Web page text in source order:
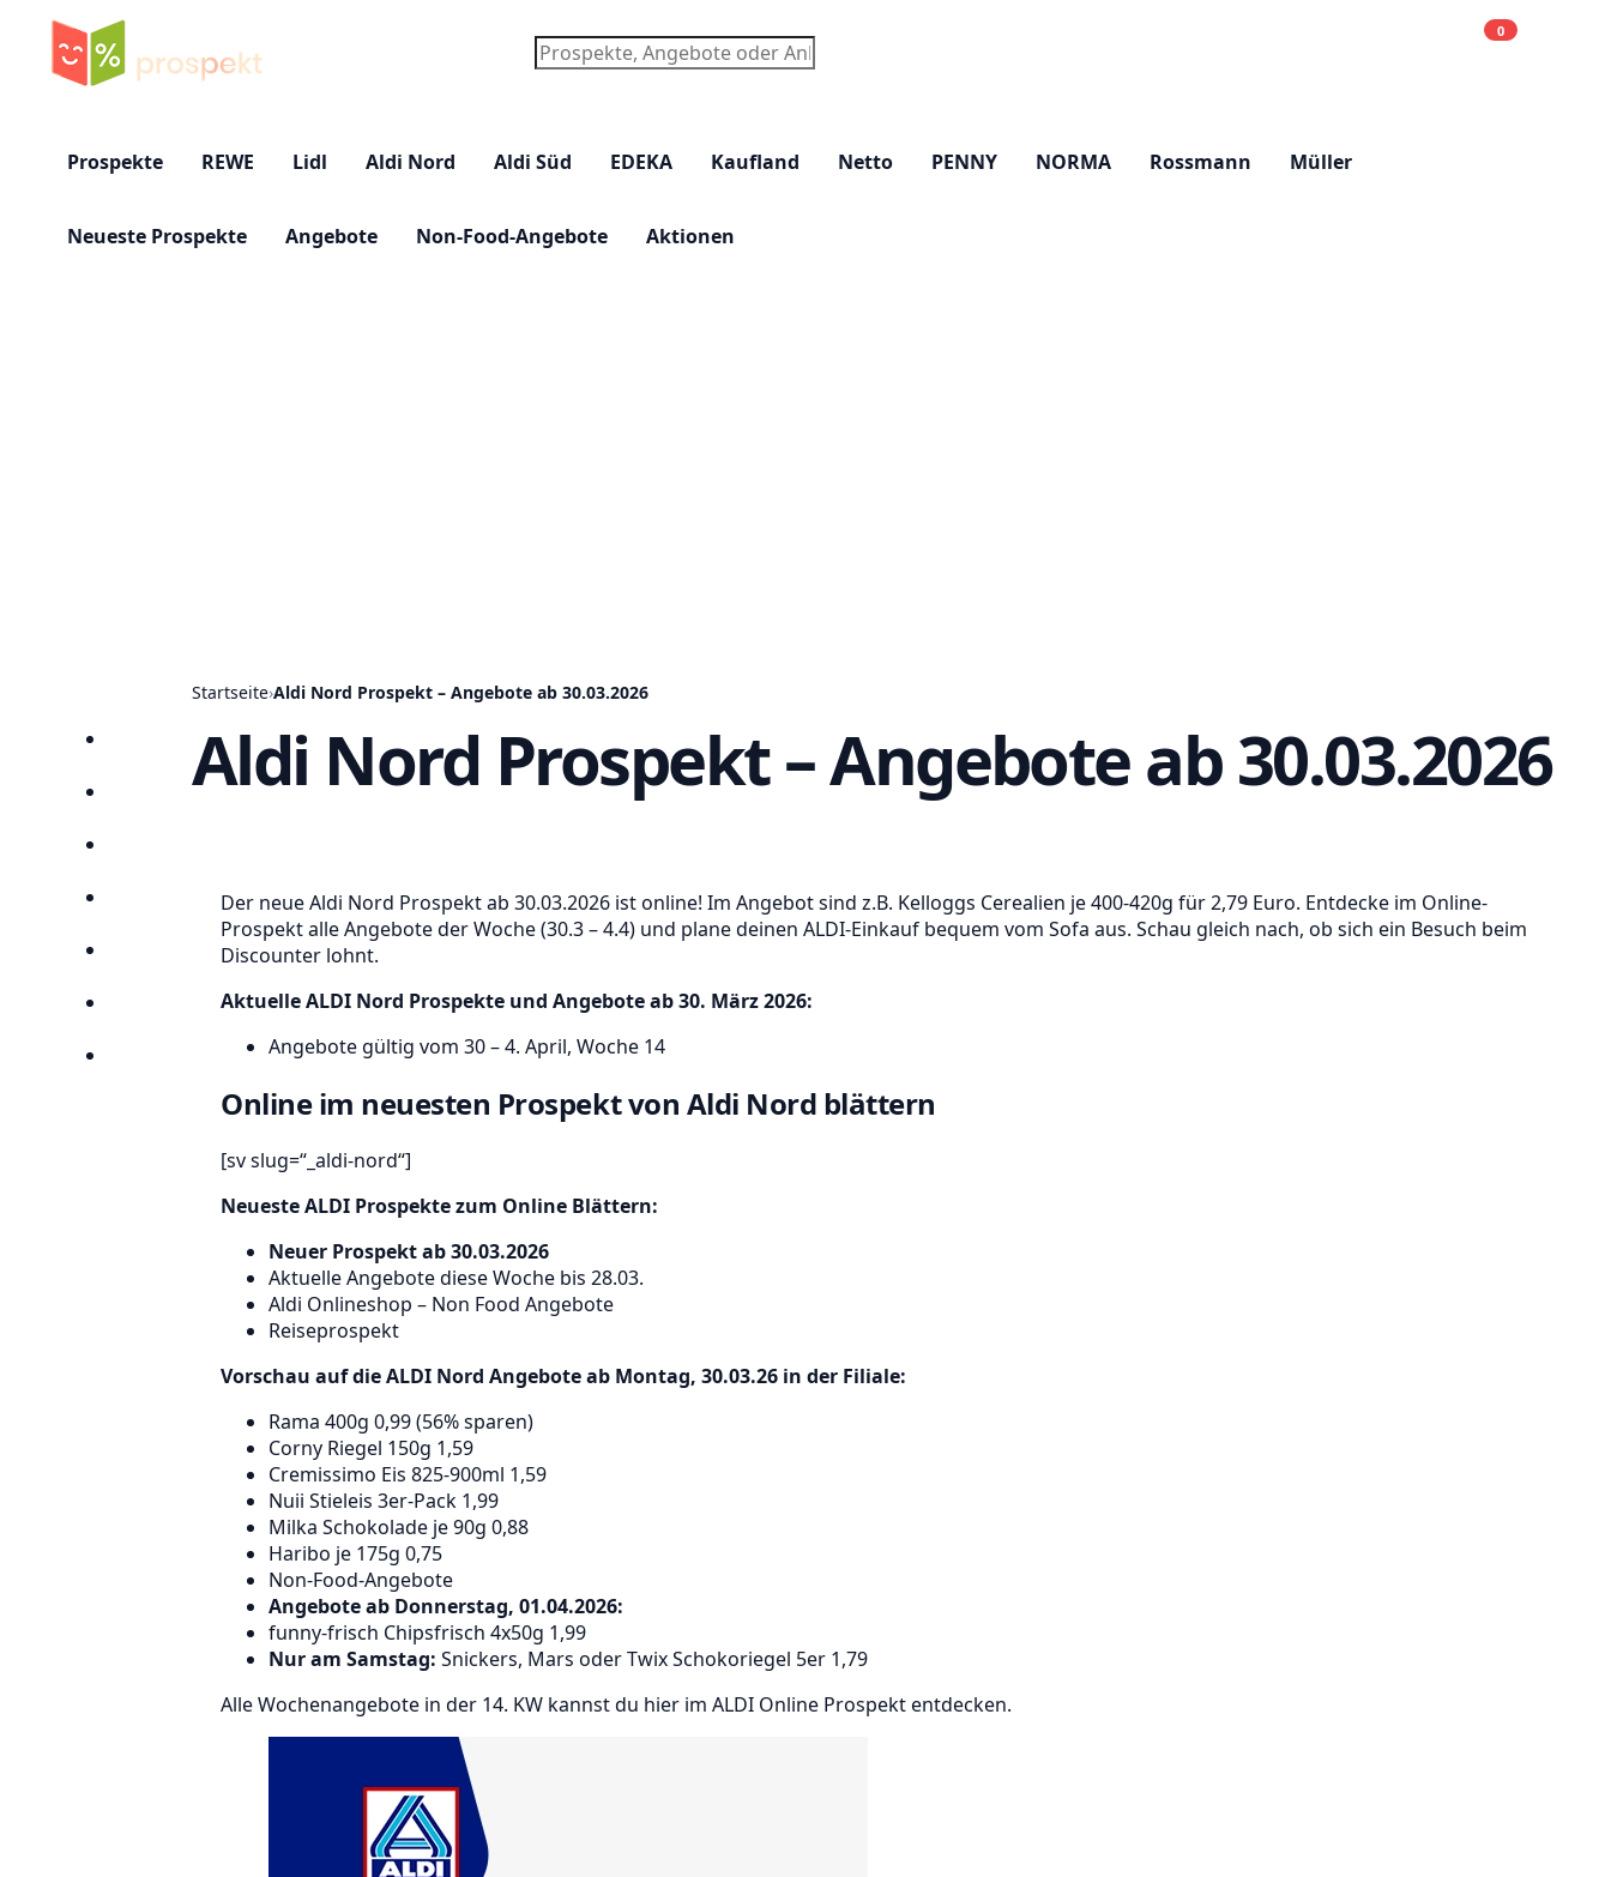
Suchen
0
Prospekte REWE Lidl Aldi Nord Aldi Süd EDEKA Kaufland Netto PENNY NORMA Rossmann Müller
Neueste Prospekte Angebote Non-Food-Angebote Aktionen
Startseite
Lieblingsprospekte
Startseite›Aldi Nord Prospekt – Angebote ab 30.03.2026
Aldi Nord Prospekt – Angebote ab 30.03.2026
Der neue Aldi Nord Prospekt ab 30.03.2026 ist online! Im Angebot sind z.B. Kelloggs Cerealien je 400-420g für 2,79 Euro. Entdecke im Online-
Prospekt alle Angebote der Woche (30.3 – 4.4) und plane deinen ALDI-Einkauf bequem vom Sofa aus. Schau gleich nach, ob sich ein Besuch beim
Discounter lohnt.
Aktuelle ALDI Nord Prospekte und Angebote ab 30. März 2026:
Angebote gültig vom 30 – 4. April, Woche 14
Online im neuesten Prospekt von Aldi Nord blättern
[sv slug=“_aldi-nord“]
Neueste ALDI Prospekte zum Online Blättern:
Neuer Prospekt ab 30.03.2026
Aktuelle Angebote diese Woche bis 28.03.
Aldi Onlineshop – Non Food Angebote
Reiseprospekt
Vorschau auf die ALDI Nord Angebote ab Montag, 30.03.26 in der Filiale:
Rama 400g 0,99 (56% sparen)
Corny Riegel 150g 1,59
Cremissimo Eis 825-900ml 1,59
Nuii Stieleis 3er-Pack 1,99
Milka Schokolade je 90g 0,88
Haribo je 175g 0,75
Non-Food-Angebote
Angebote ab Donnerstag, 01.04.2026:
funny-frisch Chipsfrisch 4x50g 1,99
Nur am Samstag: Snickers, Mars oder Twix Schokoriegel 5er 1,79
Alle Wochenangebote in der 14. KW kannst du hier im ALDI Online Prospekt entdecken.